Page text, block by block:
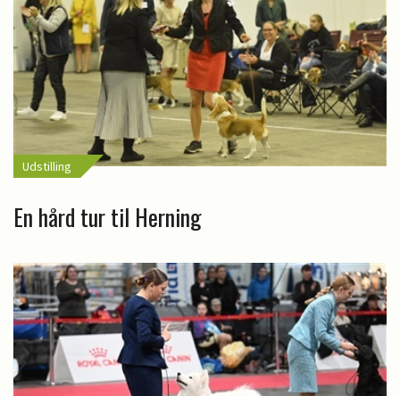
Udstilling
En hård tur til Herning